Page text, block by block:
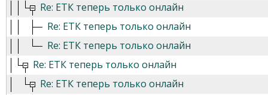
Re: ЕТК теперь только онлайн
Re: ЕТК теперь только онлайн
Re: ЕТК теперь только онлайн
Re: ЕТК теперь только онлайн
Re: ЕТК теперь только онлайн